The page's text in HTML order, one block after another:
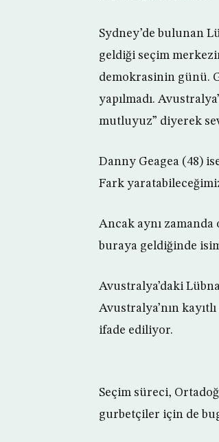
Sydney’de bulunan
geldiği seçim
demokrasinin günü.
yapılmadı.
mutluyuz” diyerek
Danny Geagea (48)
Fark
Ancak aynı zamanda
buraya geldiğinde
Avustralya’daki
Avustralya’nın
ifade ediliyor.
Seçim süreci,
gurbetçiler için de